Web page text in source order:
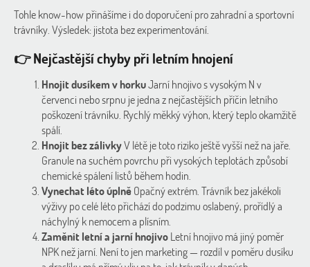
Tohle know-how přinášíme i do doporučení pro zahradní a sportovní
trávníky. Výsledek: jistota bez experimentování.
👉 Nejčastější chyby při letním hnojení
Hnojit dusíkem v horkuJarní hnojivo s vysokým N v
červenci nebo srpnu je jedna z nejčastějších příčin letního
poškození trávníku. Rychlý měkký výhon, který teplo okamžitě
spálí.
Hnojit bez zálivkyV létě je toto riziko ještě vyšší než na jaře.
Granule na suchém povrchu při vysokých teplotách způsobí
chemické spálení listů během hodin.
Vynechat léto úplněOpačný extrém. Trávník bez jakékoli
výživy po celé léto přichází do podzimu oslabený, prořídlý a
náchylný k nemocem a plísním.
Zaměnit letní a jarní hnojivoLetní hnojivo má jiný poměr
NPK než jarní. Není to jen marketing — rozdíl v poměru dusíku